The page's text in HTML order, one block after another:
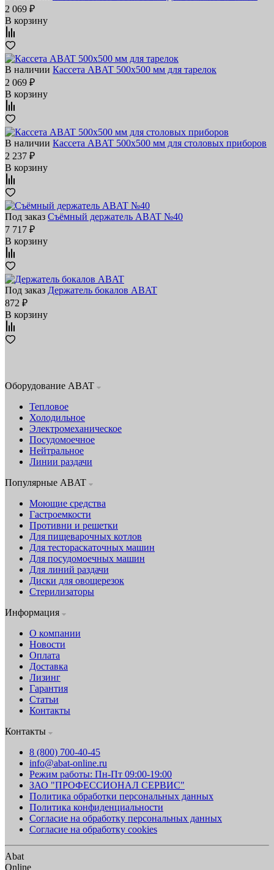
2 069 ₽
В корзину
В наличии Кассета ABAT 500х500 мм для тарелок
2 069 ₽
В корзину
В наличии Кассета ABAT 500х500 мм для столовых приборов
2 237 ₽
В корзину
Под заказ Съёмный держатель ABAT №40
7 717 ₽
В корзину
Под заказ Держатель бокалов ABAT
872 ₽
В корзину
Оборудование ABAT
Тепловое
Холодильное
Электромеханическое
Посудомоечное
Нейтральное
Линии раздачи
Популярные ABAT
Моющие средства
Гастроемкости
Противни и решетки
Для пищеварочных котлов
Для тестораскаточных машин
Для посудомоечных машин
Для линий раздачи
Диски для овощерезок
Стерилизаторы
Информация
О компании
Новости
Оплата
Доставка
Лизинг
Гарантия
Статьи
Контакты
Контакты
8 (800) 700-40-45
info@abat-online.ru
Режим работы: Пн-Пт 09:00-19:00
ЗАО "ПРОФЕССИОНАЛ СЕРВИС"
Политика обработки персональных данных
Политика конфиденциальности
Согласие на обработку персональных данных
Согласие на обработку cookies
Abat
Online